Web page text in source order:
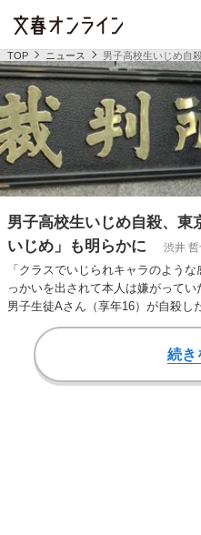
TOP ニュース 男子高校生いじめ自
男子高校生いじめ自殺、東
いじめ」も明らかに
渋井
「クラスでいじられキャラのよう
っかいを出されて本人は嫌がって
男子生徒Aさん（享年16）が自殺し
対して損害…
続き